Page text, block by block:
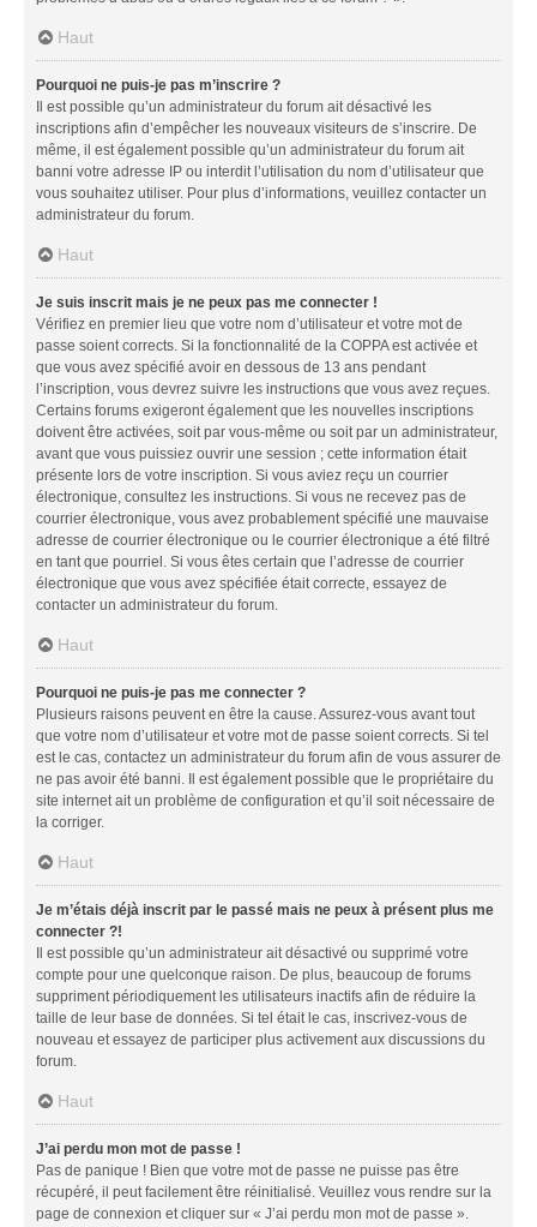
Haut
Pourquoi ne puis-je pas m’inscrire ?
Il est possible qu’un administrateur du forum ait désactivé les
inscriptions afin d’empêcher les nouveaux visiteurs de s’inscrire. De
même, il est également possible qu’un administrateur du forum ait
banni votre adresse IP ou interdit l’utilisation du nom d’utilisateur que
vous souhaitez utiliser. Pour plus d’informations, veuillez contacter un
administrateur du forum.
Haut
Je suis inscrit mais je ne peux pas me connecter !
Vérifiez en premier lieu que votre nom d’utilisateur et votre mot de
passe soient corrects. Si la fonctionnalité de la COPPA est activée et
que vous avez spécifié avoir en dessous de 13 ans pendant
l’inscription, vous devrez suivre les instructions que vous avez reçues.
Certains forums exigeront également que les nouvelles inscriptions
doivent être activées, soit par vous-même ou soit par un administrateur,
avant que vous puissiez ouvrir une session ; cette information était
présente lors de votre inscription. Si vous aviez reçu un courrier
électronique, consultez les instructions. Si vous ne recevez pas de
courrier électronique, vous avez probablement spécifié une mauvaise
adresse de courrier électronique ou le courrier électronique a été filtré
en tant que pourriel. Si vous êtes certain que l’adresse de courrier
électronique que vous avez spécifiée était correcte, essayez de
contacter un administrateur du forum.
Haut
Pourquoi ne puis-je pas me connecter ?
Plusieurs raisons peuvent en être la cause. Assurez-vous avant tout
que votre nom d’utilisateur et votre mot de passe soient corrects. Si tel
est le cas, contactez un administrateur du forum afin de vous assurer de
ne pas avoir été banni. Il est également possible que le propriétaire du
site internet ait un problème de configuration et qu’il soit nécessaire de
la corriger.
Haut
Je m’étais déjà inscrit par le passé mais ne peux à présent plus me
connecter ?!
Il est possible qu’un administrateur ait désactivé ou supprimé votre
compte pour une quelconque raison. De plus, beaucoup de forums
suppriment périodiquement les utilisateurs inactifs afin de réduire la
taille de leur base de données. Si tel était le cas, inscrivez-vous de
nouveau et essayez de participer plus activement aux discussions du
forum.
Haut
J’ai perdu mon mot de passe !
Pas de panique ! Bien que votre mot de passe ne puisse pas être
récupéré, il peut facilement être réinitialisé. Veuillez vous rendre sur la
page de connexion et cliquer sur « J’ai perdu mon mot de passe ».